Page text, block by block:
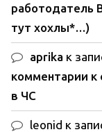
работодатель
тут хохлы*…)
aprika к
комментарии к
в ЧС
leonid к